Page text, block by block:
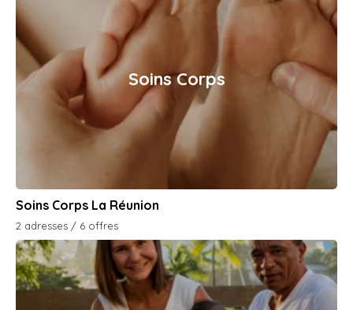
Soins Corps
Soins Corps La Réunion
2 adresses / 6 offres